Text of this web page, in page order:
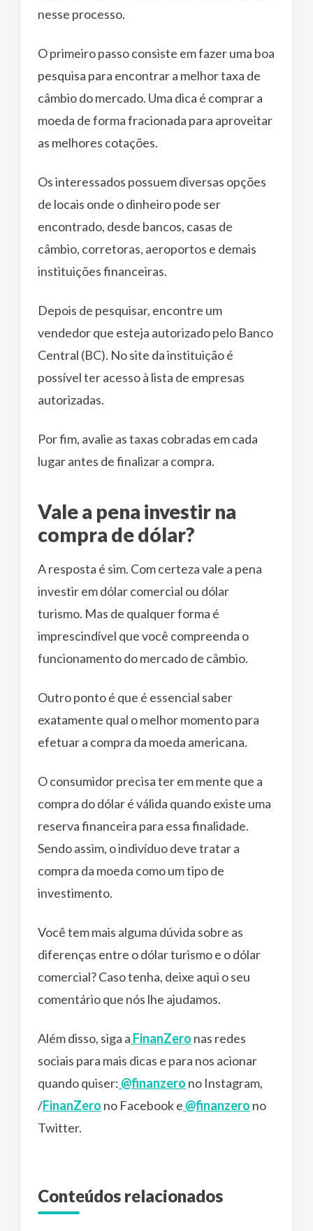
nesse processo.
O primeiro passo consiste em fazer uma boa
pesquisa para encontrar a melhor taxa de
câmbio do mercado. Uma dica é comprar a
moeda de forma fracionada para aproveitar
as melhores cotações.
Os interessados possuem diversas opções
de locais onde o dinheiro pode ser
encontrado, desde bancos, casas de
câmbio, corretoras, aeroportos e demais
instituições financeiras.
Depois de pesquisar, encontre um
vendedor que esteja autorizado pelo Banco
Central (BC). No site da instituição é
possível ter acesso à lista de empresas
autorizadas.
Por fim, avalie as taxas cobradas em cada
lugar antes de finalizar a compra.
Vale a pena investir na
compra de dólar?
A resposta é sim. Com certeza vale a pena
investir em dólar comercial ou dólar
turismo. Mas de qualquer forma é
imprescindível que você compreenda o
funcionamento do mercado de câmbio.
Outro ponto é que é essencial saber
exatamente qual o melhor momento para
efetuar a compra da moeda americana.
O consumidor precisa ter em mente que a
compra do dólar é válida quando existe uma
reserva financeira para essa finalidade.
Sendo assim, o indivíduo deve tratar a
compra da moeda como um tipo de
investimento.
Você tem mais alguma dúvida sobre as
diferenças entre o dólar turismo e o dólar
comercial? Caso tenha, deixe aqui o seu
comentário que nós lhe ajudamos.
Além disso, siga a FinanZero nas redes
sociais para mais dicas e para nos acionar
quando quiser: @finanzero no Instagram,
/FinanZero no Facebook e @finanzero no
Twitter.
Conteúdos relacionados